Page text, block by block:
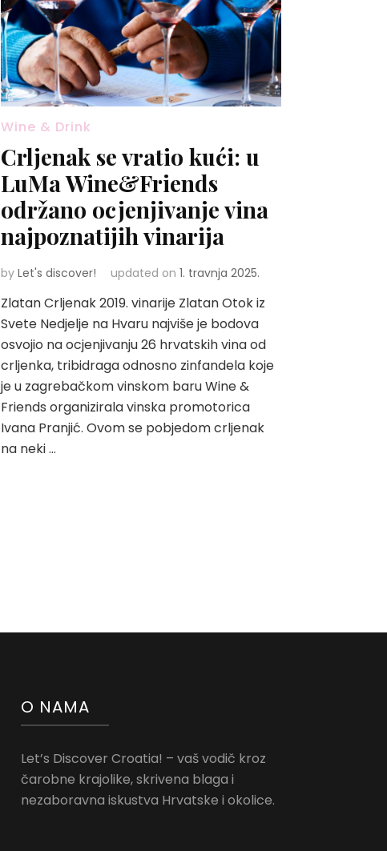
Wine & Drink
Crljenak se vratio kući: u
LuMa Wine&Friends
održano ocjenjivanje vina
najpoznatijih vinarija
by Let's discover! updated on 1. travnja 2025.
Zlatan Crljenak 2019. vinarije Zlatan Otok iz
Svete Nedjelje na Hvaru najviše je bodova
osvojio na ocjenjivanju 26 hrvatskih vina od
crljenka, tribidraga odnosno zinfandela koje
je u zagrebačkom vinskom baru Wine &
Friends organizirala vinska promotorica
Ivana Pranjić. Ovom se pobjedom crljenak
na neki …
O NAMA
Let’s Discover Croatia! – vaš vodič kroz
čarobne krajolike, skrivena blaga i
nezaboravna iskustva Hrvatske i okolice.